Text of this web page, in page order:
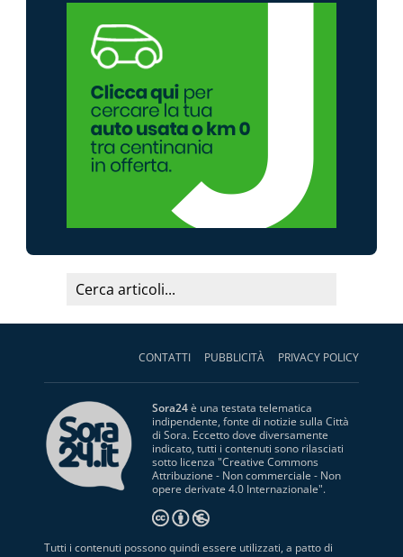
CONTATTI PUBBLICITÀ PRIVACY POLICY
Sora24è una testata telematica
indipendente, fonte di notizie sulla Città
di Sora. Eccetto dove diversamente
indicato, tutti i contenuti sono rilasciati
sotto licenza "Creative Commons
Attribuzione - Non commerciale - Non
opere derivate 4.0 Internazionale".
Tutti i contenuti possono quindi essere utilizzati, a patto di